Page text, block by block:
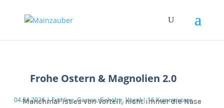
Frohe Ostern & Magnolien 2.0
04.04.2026|Frühling,Garten,Gehölze, Vögel|16 Kommentare
Manchmal ist es von Vorteil, nicht immer die Nase